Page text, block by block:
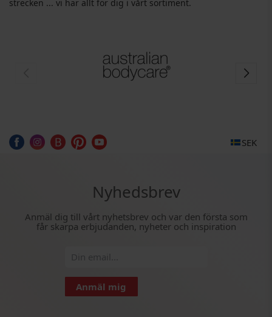
strecken ... vi har allt för dig i vårt sortiment.
SEK
Nyhedsbrev
Anmäl dig till vårt nyhetsbrev och var den första som
får skarpa erbjudanden, nyheter och inspiration
Anmäl mig